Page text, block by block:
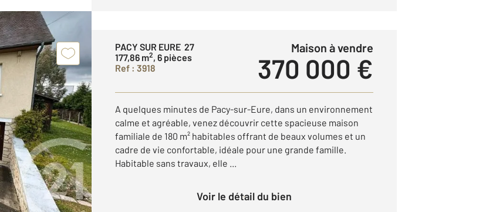
PACY SUR EURE 27
177,86 m2, 6 pièces
Ref : 3918
Maison à vendre
370 000 €
A quelques minutes de Pacy-sur-Eure, dans un environnement
calme et agréable, venez découvrir cette spacieuse maison
familiale de 180 m² habitables offrant de beaux volumes et un
cadre de vie confortable, idéale pour une grande famille.
Habitable sans travaux, elle ...
Voir le détail du bien